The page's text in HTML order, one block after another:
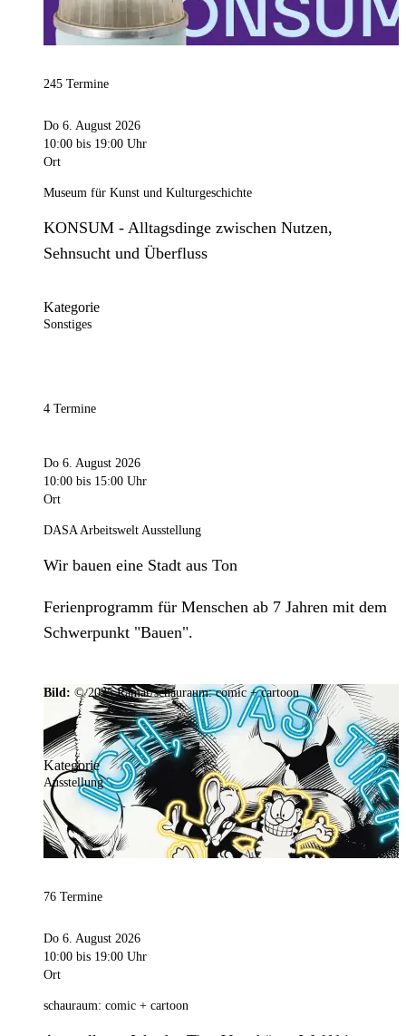
245 Termine
Do 6. August 2026
10:00 bis 19:00 Uhr
Ort
Museum für Kunst und Kulturgeschichte
KONSUM - Alltagsdinge zwischen Nutzen,
Sehnsucht und Überfluss
Kategorie
Sonstiges
4 Termine
Do 6. August 2026
10:00 bis 15:00 Uhr
Ort
DASA Arbeitswelt Ausstellung
Wir bauen eine Stadt aus Ton
Ferienprogramm für Menschen ab 7 Jahren mit dem
Schwerpunkt "Bauen".
Bild: © 2025 Ramar/schauraum: comic + cartoon
Kategorie
Ausstellung
76 Termine
Do 6. August 2026
10:00 bis 19:00 Uhr
Ort
schauraum: comic + cartoon